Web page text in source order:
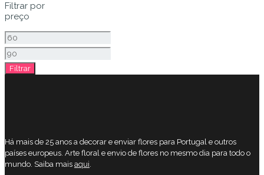
Filtrar por
preço
Preço
mínimo
Preço
máximo
Filtrar
Há mais de 25 anos a decorar e enviar flores para Portugal e outros
países europeus. Arte floral e envio de flores no mesmo dia para todo o
mundo. Saiba mais aqui.